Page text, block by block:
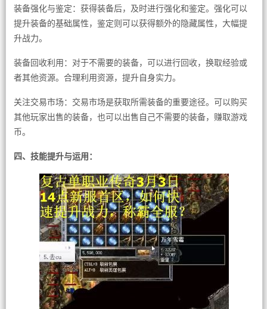
装备强化与鉴定：获得装备后，及时进行强化和鉴定。强化可以
提升装备的基础属性，鉴定则可以获得额外的隐藏属性，大幅提
升战力。
装备回收利用：对于不需要的装备，可以进行回收，换取经验或
者其他资源。合理利用资源，提升自身实力。
关注交易市场：交易市场是获取所需装备的重要途径。可以购买
其他玩家出售的装备，也可以出售自己不需要的装备，赚取游戏
币。
四、技能提升与运用：